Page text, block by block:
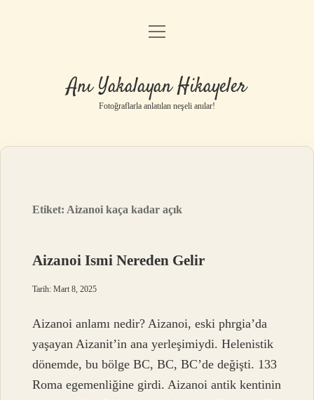
Anasayfa
Yasal Uyarı
menüyü
Anı Yakalayan Hikayeler
Fotoğraflarla anlatılan neşeli anılar!
Etiket: Aizanoi kaça kadar açık
Aizanoi Ismi Nereden Gelir
Tarih: Mart 8, 2025
Aizanoi anlamı nedir? Aizanoi, eski phrgia’da
yaşayan Aizanit’in ana yerleşimiydi. Helenistik
dönemde, bu bölge BC, BC, BC’de değişti. 133
Roma egemenliğine girdi. Aizanoi antik kentinin